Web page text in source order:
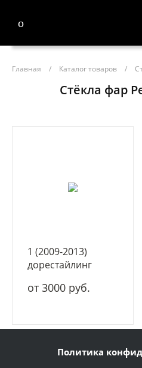
Главная / Каталог товаров /
Стёкла фар
1 (2009-2013)
дорестайлинг
от 3000 руб.
Политика